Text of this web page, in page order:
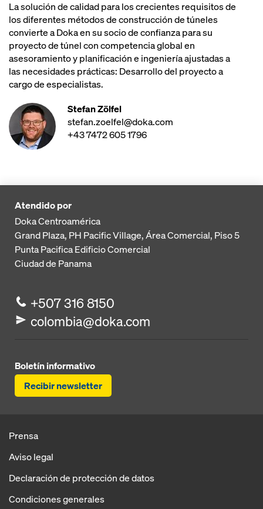
La solución de calidad para los crecientes requisitos de
los diferentes métodos de construcción de túneles
convierte a Doka en su socio de confianza para su
proyecto de túnel con competencia global en
asesoramiento y planificación e ingeniería ajustadas a
las necesidades prácticas: Desarrollo del proyecto a
cargo de especialistas.
Stefan Zölfel
stefan.zoelfel@doka.com
+43 7472 605 1796
Atendido por
Doka Centroamérica
Grand Plaza, PH Pacific Village, Área Comercial, Piso 5
Punta PacificaEdificio Comercial
Ciudad de Panama
+507 316 8150
colombia@doka.com
Boletín informativo
Recibir newsletter
Prensa
Aviso legal
Declaración de protección de datos
Condiciones generales